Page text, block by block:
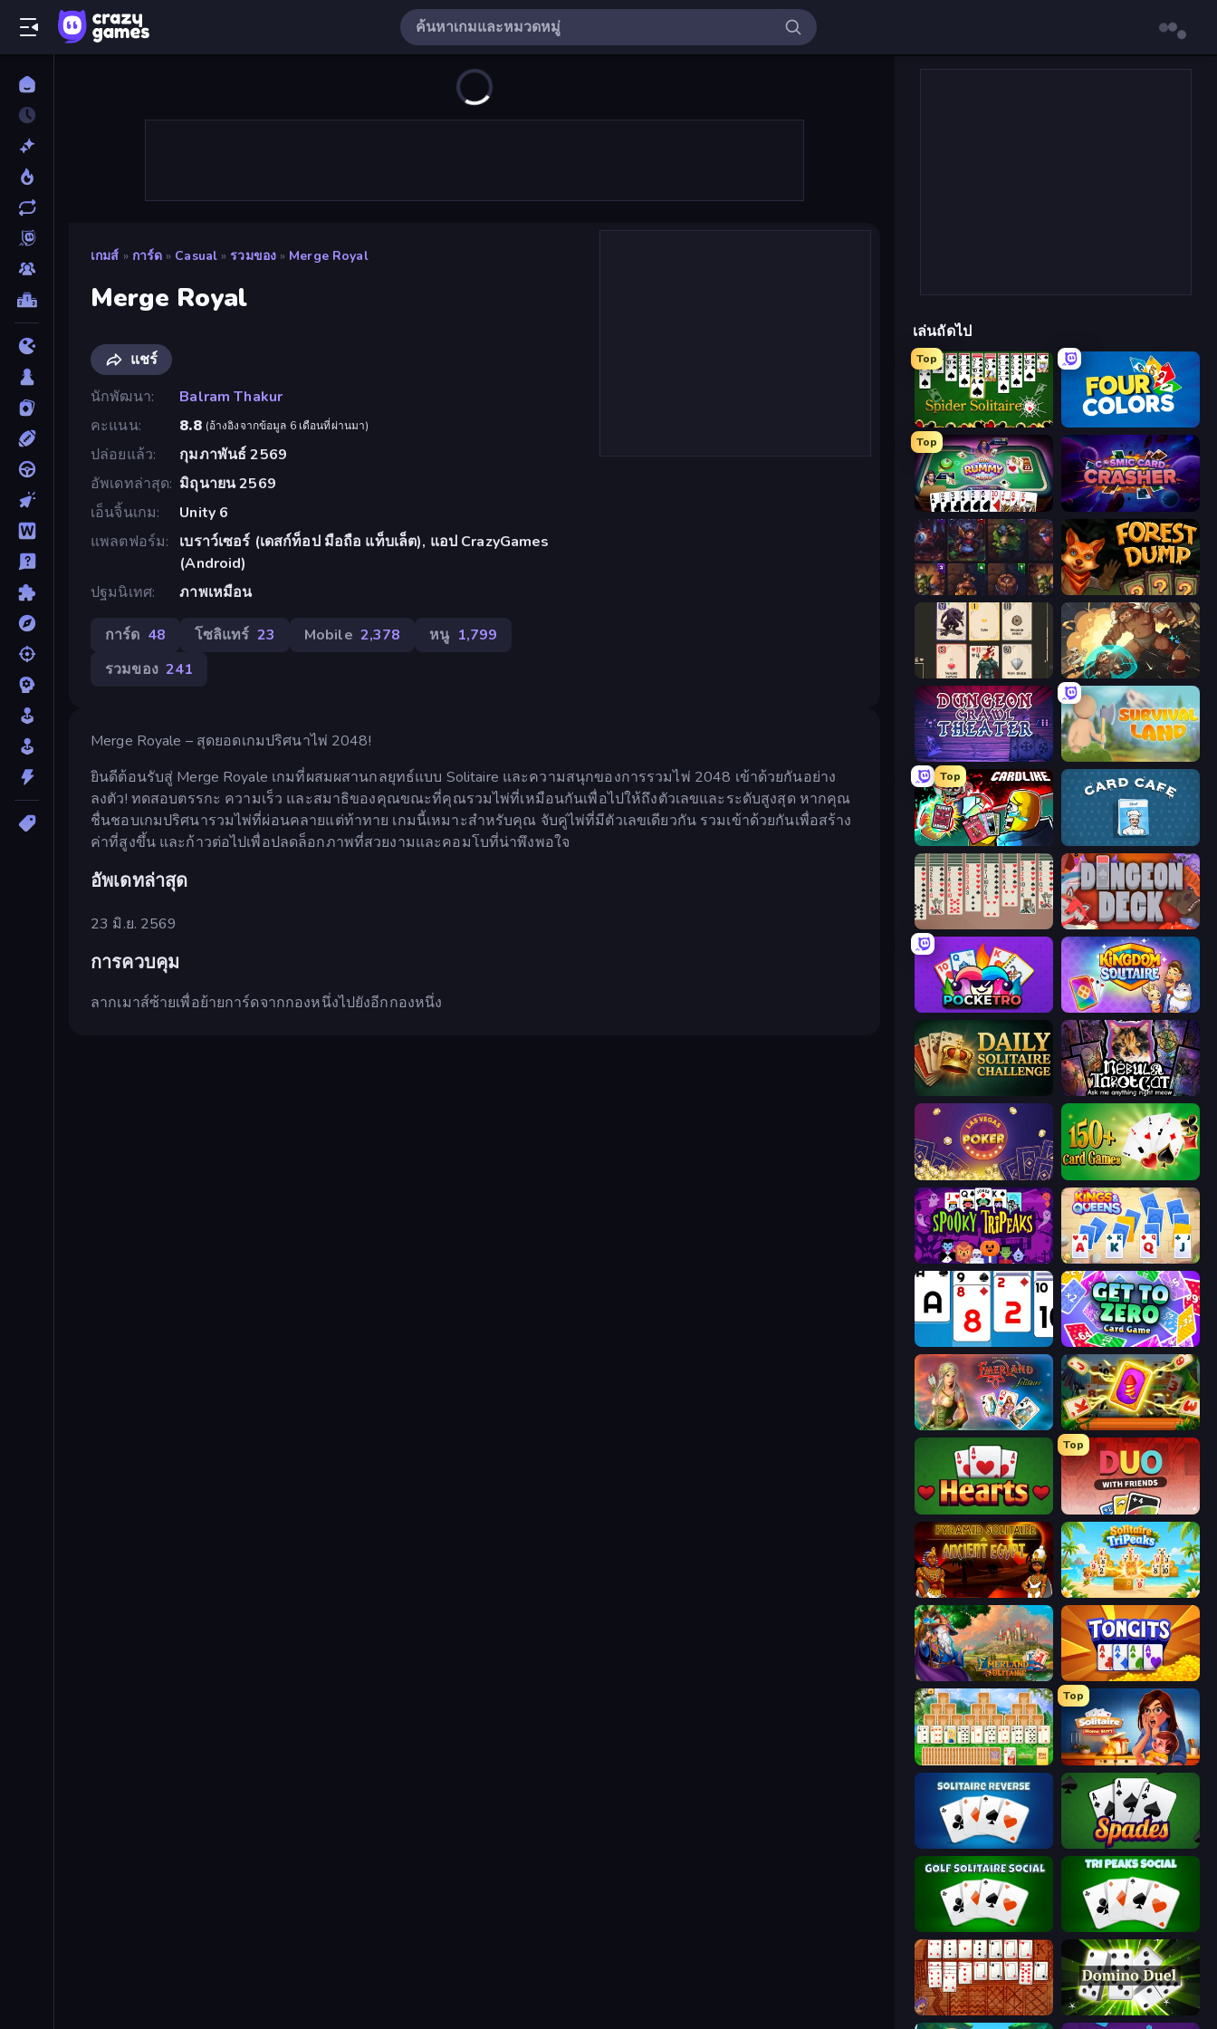
เกมส์ » การ์ด » Casual » รวมของ » Merge Royal
Merge Royal
แชร์
นักพัฒนา
Balram Thakur
คะแนน
8.8 (อ้างอิงจากข้อมูล 6 เดือนที่ผ่านมา)
ปล่อยแล้ว
กุมภาพันธ์ 2569
อัพเดทล่าสุด มิถุนายน 2569
เอ็นจิ้นเกม
Unity 6
แพลตฟอร์ม
เบราว์เซอร์ (เดสก์ท็อป มือถือ แท็บเล็ต), แอป CrazyGames
(Android)
ปฐมนิเทศ
ภาพเหมือน
การ์ด 48 โซลิแทร์ 23 Mobile 2,378 หนู 1,799
รวมของ 241
Merge Royale – สุดยอดเกมปริศนาไพ่ 2048!
ยินดีต้อนรับสู่ Merge Royale เกมที่ผสมผสานกลยุทธ์แบบ Solitaire และความสนุกของการรวมไพ่ 2048 เข้าด้วยกันอย่าง
ลงตัว! ทดสอบตรรกะ ความเร็ว และสมาธิของคุณขณะที่คุณรวมไพ่ที่เหมือนกันเพื่อไปให้ถึงตัวเลขและระดับสูงสุด หากคุณ
ชื่นชอบเกมปริศนารวมไพ่ที่ผ่อนคลายแต่ท้าทาย เกมนี้เหมาะสำหรับคุณ จับคู่ไพ่ที่มีตัวเลขเดียวกัน รวมเข้าด้วยกันเพื่อสร้าง
ค่าที่สูงขึ้น และก้าวต่อไปเพื่อปลดล็อกภาพที่สวยงามและคอมโบที่น่าพึงพอใจ
อัพเดทล่าสุด
23 มิ.ย. 2569
การควบคุม
ลากเมาส์ซ้ายเพื่อย้ายการ์ดจากกองหนึ่งไปยังอีกกองหนึ่ง
เล่นถัดไป
Top
Spider Solitaire
Top
Gin Rummy Mania Cosmic Card Crasher
Cards Keeper Forest Dump
Forward Dungeon of Terror
Dungeon Crawl Theater Survival Land
Top
Cardlike Card Cafe
Spider Solitaire 2 Suits Dungeon Deck
Pocketro Kingdom Solitaire
Nébula Tarot Cat
Las Vegas Poker
Spooky Tripeaks Kings and Queens Solitaire TriPeaks
Social Solitaire Get to Zero
Emerland Solitaire Endless Journey Solitaire: The Great Journey
Hearts: Classic
Top
DUO With Friends
Pyramid Solitaire Ancient Egypt Solitaire TriPeaks
Emerland Solitaire Card Game Tongits
Magic Towers Solitaire
Top
Solitaire Home Story
Solitaire Reverse Spades
Golf Solitaire Tri Peaks Social
Algerian Solitaire Domino Duel